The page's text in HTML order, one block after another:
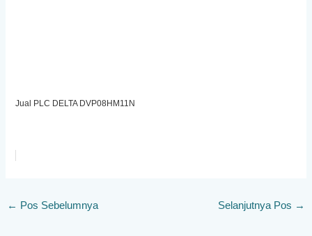
Jual PLC DELTA DVP08HM11N
← Pos Sebelumnya Selanjutnya Pos →